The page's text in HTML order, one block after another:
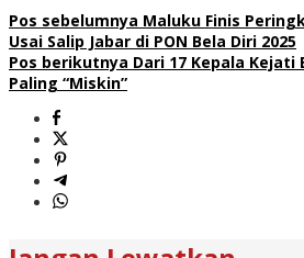
Pos sebelumnya Maluku Finis
Usai Salip Jabar di PON Bela Diri 2025
Pos berikutnya Dari 17 Kepala
Paling “Miskin”